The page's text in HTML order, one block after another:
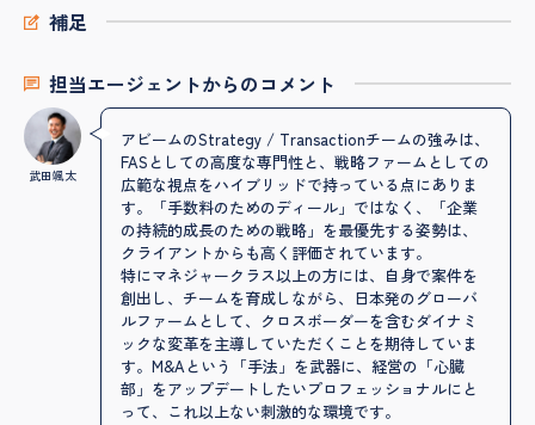
補足
担当エージェントからのコメント
武田颯太
アビームのStrategy / Transactionチームの強みは、
FASとしての高度な専門性と、戦略ファームとしての
広範な視点をハイブリッドで持っている点にありま
す。「手数料のためのディール」ではなく、「企業
の持続的成長のための戦略」を最優先する姿勢は、
クライアントからも高く評価されています。
特にマネジャークラス以上の方には、自身で案件を
創出し、チームを育成しながら、日本発のグローバ
ルファームとして、クロスボーダーを含むダイナミ
ックな変革を主導していただくことを期待していま
す。M&Aという「手法」を武器に、経営の「心臓
部」をアップデートしたいプロフェッショナルにと
って、これ以上ない刺激的な環境です。